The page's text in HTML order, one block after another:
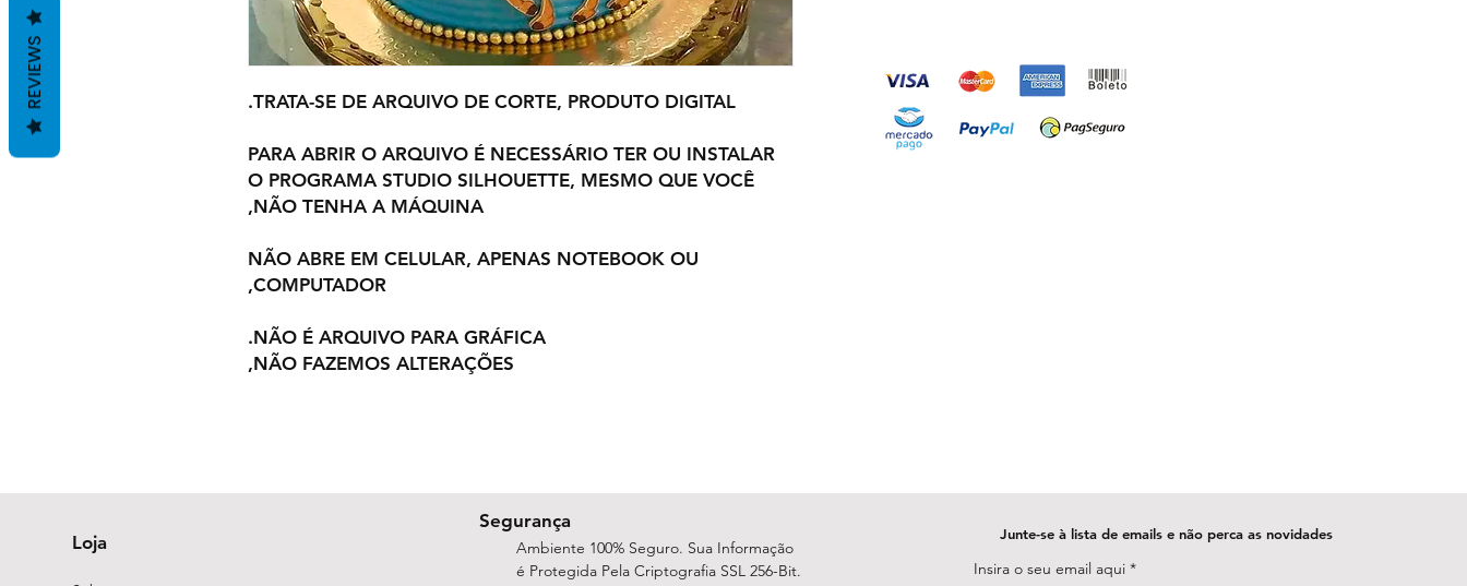
TRATA-SE DE ARQUIVO DE CORTE, PRODUTO DIGITAL.
PARA ABRIR O ARQUIVO É NECESSÁRIO TER OU INSTALAR
O PROGRAMA STUDIO SILHOUETTE, MESMO QUE VOCÊ
NÃO TENHA A MÁQUINA,
NÃO ABRE EM CELULAR, APENAS NOTEBOOK OU
COMPUTADOR,
NÃO É ARQUIVO PARA GRÁFICA.
NÃO FAZEMOS ALTERAÇÕES,
Loja
Segurança
Ambiente 100% Seguro. Sua Informação
é Protegida Pela Criptografia SSL 256-Bit.
Junte-se à lista de emails e não perca as novidades
Insira o seu email aqui
REVIEWS